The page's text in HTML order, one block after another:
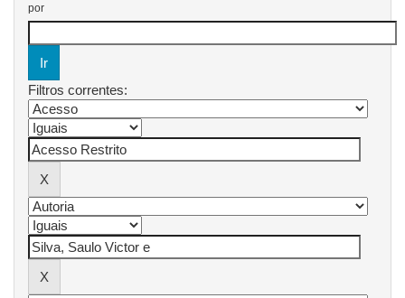
por
Filtros correntes: